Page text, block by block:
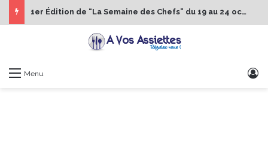
1er Édition de “La Semaine des Chefs” du 19 au 24 octobre 2026
Menu